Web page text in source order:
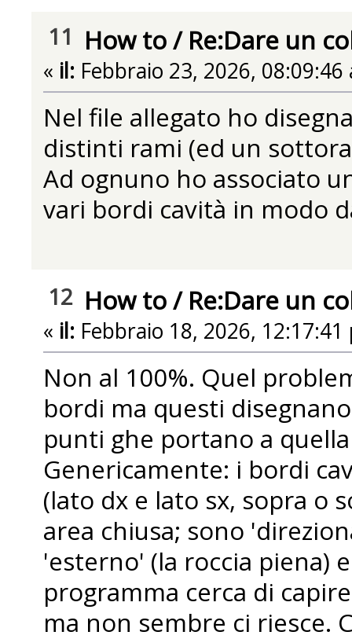
11 How to/ Re:Dare un
« il: Febbraio 23, 2026, 08:09:46
Nel file allegato ho
distinti rami (ed un
Ad ognuno ho associato
vari bordi cavità in modo
12 How to/ Re:Dare un
« il: Febbraio 18, 2026, 12:17:41
Non al 100%. Quel
bordi ma questi
punti ghe portano a
Genericamente: i bordi
(lato dx e lato sx, sopra o
area chiusa; sono
'esterno' (la roccia piena)
programma cerca di
ma non sembre ci riesce.